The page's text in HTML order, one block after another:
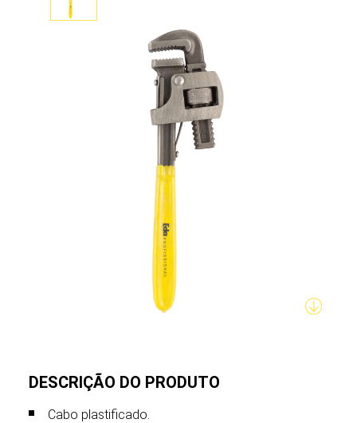
DESCRIÇÃO DO PRODUTO
Cabo plastificado.